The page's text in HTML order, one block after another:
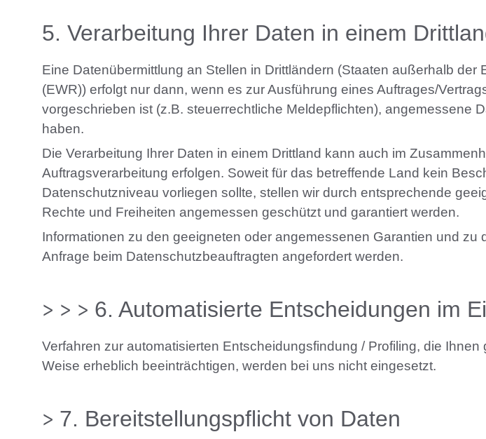
5. Verarbeitung Ihrer Daten in einem
Eine Datenübermittlung an Stellen in Drittländern (Staaten außerhalb
(EWR)) erfolgt nur dann, wenn es zur Ausführung eines Auftrages/
vorgeschrieben ist (z.B. steuerrechtliche Meldepflichten), angemessene
haben.
Die Verarbeitung Ihrer Daten in einem Drittland kann auch im
Auftragsverarbeitung erfolgen. Soweit für das betreffende Land kein
Datenschutzniveau vorliegen sollte, stellen wir durch entsprechende
Rechte und Freiheiten angemessen geschützt und garantiert werden.
Informationen zu den geeigneten oder angemessenen Garantien und
Anfrage beim Datenschutzbeauftragten angefordert werden.
6. Automatisierte Entscheidungen im
Verfahren zur automatisierten Entscheidungsfindung / Profiling, die
Weise erheblich beeinträchtigen, werden bei uns nicht eingesetzt.
7. Bereitstellungspflicht von Daten